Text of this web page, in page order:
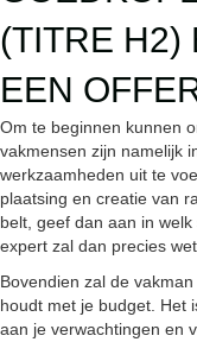
(TITRE H2)
EEN
Om te beginnen kunnen
vakmensen zijn namelijk
werkzaamheden uit te
plaatsing en creatie van
belt, geef dan aan in
expert zal dan precies
Bovendien zal de
houdt met je budget. Het
aan je verwachtingen en